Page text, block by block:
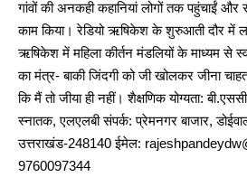
गांवों की अनकही कहानियां लोगों तक पहुंचाईं
काम किया। रेडियो ऋषिकेश के शुरुआती दौर में
ऋषिकेश में महिला कीर्तन मंडलियों के माध्यम से
का मंत्र- बाकी जिंदगी को जी खोलकर जीना
कि मैं तो जीया ही नहीं। शैक्षणिक योग्यता:
स्नातक, एलएलबी संपर्क: प्रेमनगर बाजार,
उत्तराखंड-248140 ईमेल:
9760097344